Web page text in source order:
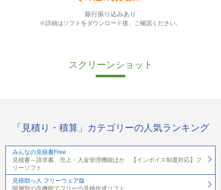
銀行振り込みあり
※詳細はソフトをダウンロード後、ご確認ください。
スクリーンショット
「見積り・積算」カテゴリーの人気ランキング
みんなの見積書Free
見積書～請求書、売上・入金管理機能ほか 【インボイス制度対応】フ
リーソフト
見積助っ人 フリーウェア版
階層型の高機能でフリーの見積作成ソフト